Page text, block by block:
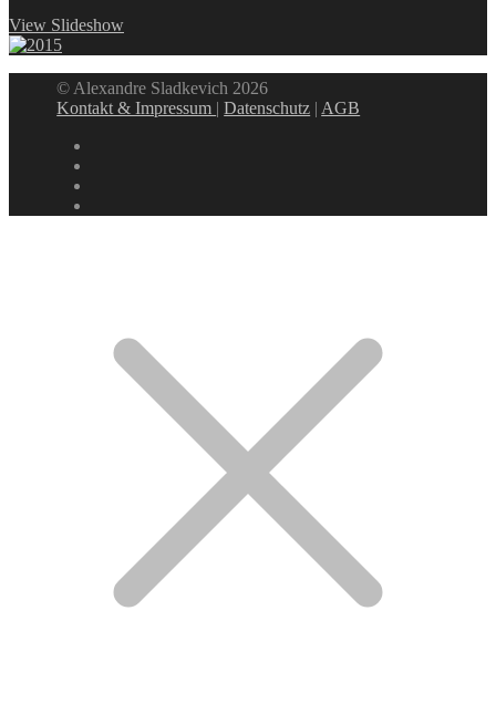
View Slideshow
© Alexandre Sladkevich 2026
Kontakt & Impressum |Datenschutz | AGB